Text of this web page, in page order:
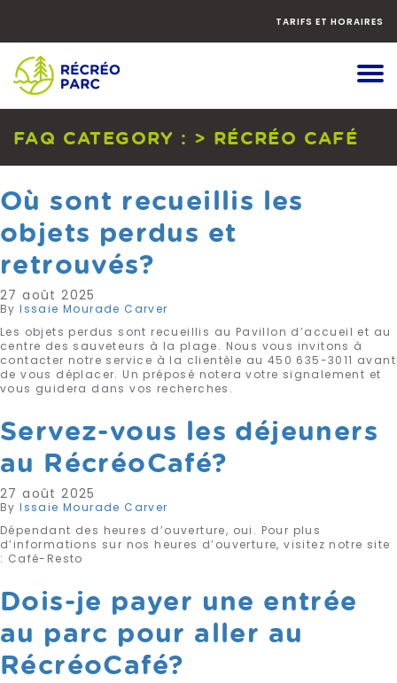
vers
bas
TARIFS ET HORAIRES
FAQ CATEGORY : > RÉCRÉO CAFÉ
Où sont recueillis les
objets perdus et
retrouvés?
27 août 2025
ByIssaie Mourade Carver
Les objets perdus sont recueillis au Pavillon d’accueil et au
centre des sauveteurs à la plage. Nous vous invitons à
contacter notre service à la clientèle au 450 635-3011 avant
de vous déplacer. Un préposé notera votre signalement et
vous guidera dans vos recherches.
Servez-vous les déjeuners
au RécréoCafé?
27 août 2025
ByIssaie Mourade Carver
Dépendant des heures d’ouverture, oui. Pour plus
d’informations sur nos heures d’ouverture, visitez notre site
: Café-Resto
Dois-je payer une entrée
au parc pour aller au
RécréoCafé?